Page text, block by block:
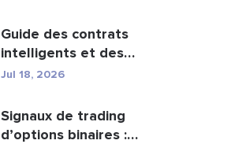
Guide des contrats
intelligents et des
services de
Jul 18, 2026
Signaux de trading
d’options binaires :